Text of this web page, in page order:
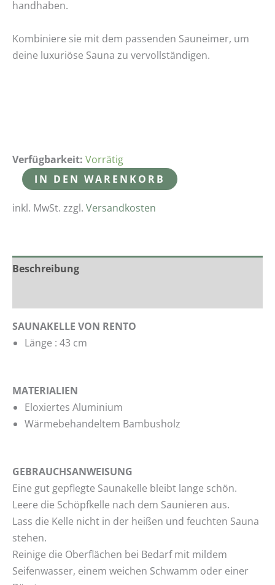
handhaben.
Kombiniere sie mit dem passenden Sauneimer, um
deine luxuriöse Sauna zu vervollständigen.
Verfügbarkeit: Vorrätig
IN DEN WARENKORB
inkl. MwSt. zzgl. Versandkosten
Beschreibung
SAUNAKELLE VON RENTO
Länge : 43 cm
MATERIALIEN
Eloxiertes Aluminium
Wärmebehandeltem Bambusholz
GEBRAUCHSANWEISUNG
Eine gut gepflegte Saunakelle bleibt lange schön.
Leere die Schöpfkelle nach dem Saunieren aus.
Lass die Kelle nicht in der heißen und feuchten Sauna
stehen.
Reinige die Oberflächen bei Bedarf mit mildem
Seifenwasser, einem weichen Schwamm oder einer